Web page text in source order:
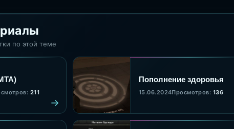
по этой теме
211
Пополнение здоровья
15.06.2024Просмотров: 136